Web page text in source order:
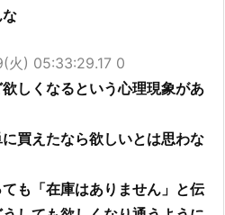
火) 05:33:29.17 0
しくなるという心理現象があ
買えたなら欲しいとは思わな
も「在庫はありません」と伝